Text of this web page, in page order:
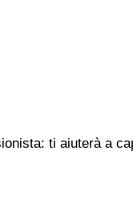
ti aiuterà a